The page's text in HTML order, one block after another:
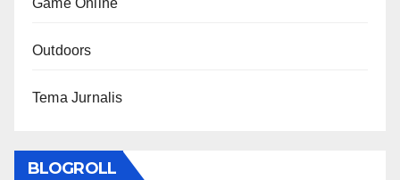
Game Online
Outdoors
Tema Jurnalis
BLOGROLL